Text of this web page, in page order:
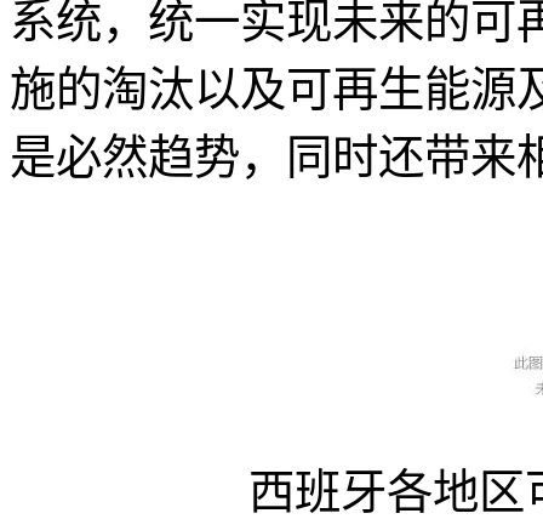
系统，统一实现未来的可
施的淘汰以及可再生能源
是必然趋势，同时还带来
西班牙各地区